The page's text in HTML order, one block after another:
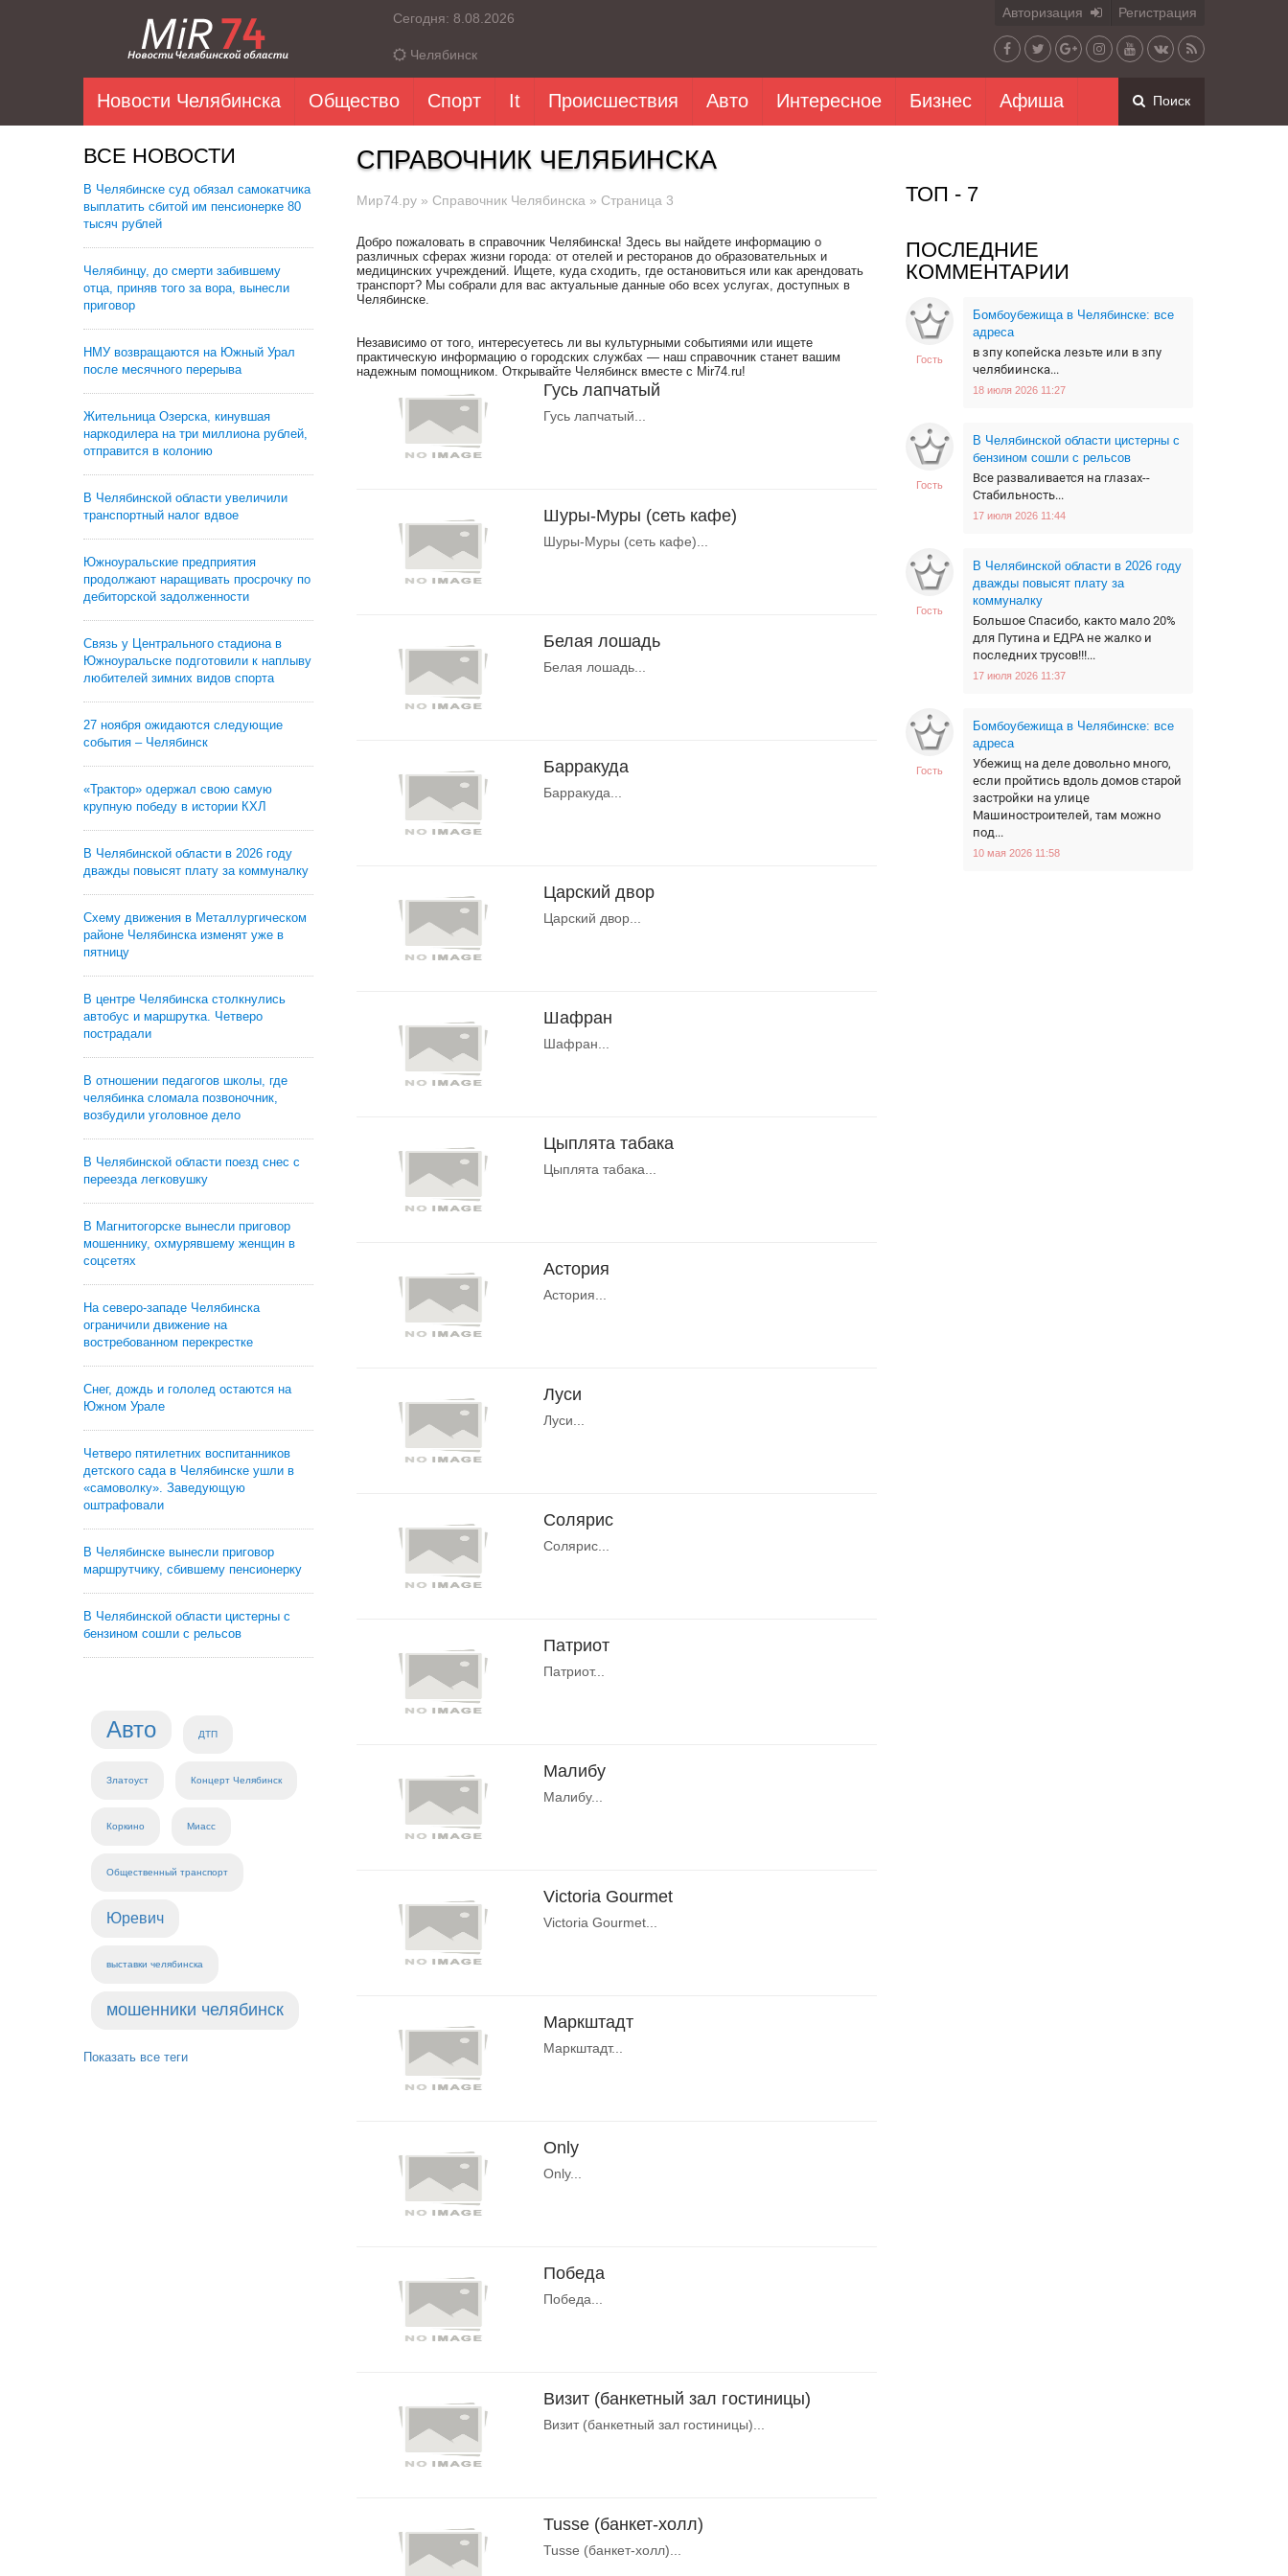
Сегодня: 8.08.2026
Челябинск
Авторизация Регистрация
Новости Челябинска Общество Спорт It Происшествия Авто Интересное Бизнес Афиша Поиск
ВСЕ НОВОСТИ
В Челябинске суд обязал самокатчика
выплатить сбитой им пенсионерке 80
тысяч рублей
Челябинцу, до смерти забившему
отца, приняв того за вора, вынесли
приговор
НМУ возвращаются на Южный Урал
после месячного перерыва
Жительница Озерска, кинувшая
наркодилера на три миллиона рублей,
отправится в колонию
В Челябинской области увеличили
транспортный налог вдвое
Южноуральские предприятия
продолжают наращивать просрочку по
дебиторской задолженности
Связь у Центрального стадиона в
Южноуральске подготовили к наплыву
любителей зимних видов спорта
27 ноября ожидаются следующие
события – Челябинск
«Трактор» одержал свою самую
крупную победу в истории КХЛ
В Челябинской области в 2026 году
дважды повысят плату за коммуналку
Схему движения в Металлургическом
районе Челябинска изменят уже в
пятницу
В центре Челябинска столкнулись
автобус и маршрутка. Четверо
пострадали
В отношении педагогов школы, где
челябинка сломала позвоночник,
возбудили уголовное дело
В Челябинской области поезд снес с
переезда легковушку
В Магнитогорске вынесли приговор
мошеннику, охмурявшему женщин в
соцсетях
На северо-западе Челябинска
ограничили движение на
востребованном перекрестке
Снег, дождь и гололед остаются на
Южном Урале
Четверо пятилетних воспитанников
детского сада в Челябинске ушли в
«самоволку». Заведующую
оштрафовали
В Челябинске вынесли приговор
маршрутчику, сбившему пенсионерку
В Челябинской области цистерны с
бензином сошли с рельсов
Авто ДТП
Златоуст Концерт Челябинск
Коркино Миасс
Общественный транспорт
Юревич
выставки челябинска
мошенники челябинск
Показать все теги
ТОП - 7
ПОСЛЕДНИЕ
КОММЕНТАРИИ
Гость
Бомбоубежища в Челябинске: все
адреса
в зпу копейска лезьте или в зпу
челябиинска...
18 июля 2026 11:27
Гость
В Челябинской области цистерны с
бензином сошли с рельсов
Все разваливается на глазах--
Стабильность...
17 июля 2026 11:44
Гость
В Челябинской области в 2026 году
дважды повысят плату за
коммуналку
Большое Спасибо, както мало 20%
для Путина и ЕДРА не жалко и
последних трусов!!!...
17 июля 2026 11:37
Гость
Бомбоубежища в Челябинске: все
адреса
Убежищ на деле довольно много,
если пройтись вдоль домов старой
застройки на улице
Машиностроителей, там можно
под...
10 мая 2026 11:58
СПРАВОЧНИК ЧЕЛЯБИНСКА
Мир74.ру » Справочник Челябинска » Страница 3
Добро пожаловать в справочник Челябинска! Здесь вы найдете информацию о
различных сферах жизни города: от отелей и ресторанов до образовательных и
медицинских учреждений. Ищете, куда сходить, где остановиться или как арендовать
транспорт? Мы собрали для вас актуальные данные обо всех услугах, доступных в
Челябинске.
Независимо от того, интересуетесь ли вы культурными событиями или ищете
практическую информацию о городских службах — наш справочник станет вашим
надежным помощником. Открывайте Челябинск вместе с Mir74.ru!
Гусь лапчатый
Гусь лапчатый...
Шуры-Муры (сеть кафе)
Шуры-Муры (сеть кафе)...
Белая лошадь
Белая лошадь...
Барракуда
Барракуда...
Царский двор
Царский двор...
Шафран
Шафран...
Цыплята табака
Цыплята табака...
Астория
Астория...
Луси
Луси...
Солярис
Солярис...
Патриот
Патриот...
Малибу
Малибу...
Victoria Gourmet
Victoria Gourmet...
Маркштадт
Маркштадт...
Only
Only...
Победа
Победа...
Визит (банкетный зал гостиницы)
Визит (банкетный зал гостиницы)...
Tusse (банкет-холл)
Tusse (банкет-холл)...